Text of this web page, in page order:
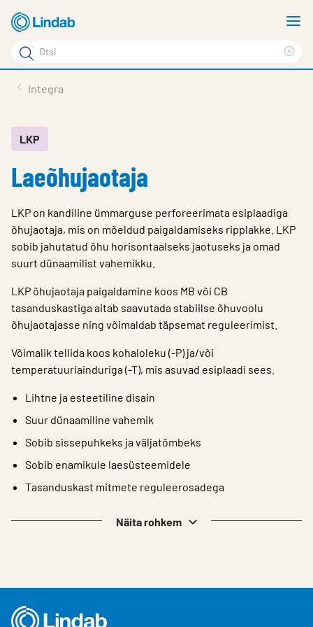
Mine
põhisisu
juurde
Otsi
Otsi
Meist
Kontaktid
Choose languge
Estonia
Integra
LKP
Laeõhujaotaja
LKP on kandiline ümmarguse perforeerimata esiplaadiga
õhujaotaja, mis on mõeldud paigaldamiseks ripplakke. LKP
sobib jahutatud õhu horisontaalseks jaotuseks ja omad
suurt dünaamilist vahemikku.
LKP õhujaotaja paigaldamine koos MB või CB
tasanduskastiga aitab saavutada stabiilse õhuvoolu
õhujaotajasse ning võimaldab täpsemat reguleerimist.
Võimalik tellida koos kohaloleku (-P) ja/või
temperatuuriainduriga (-T), mis asuvad esiplaadi sees.
Lihtne ja esteetiline disain
Suur dünaamiline vahemik
Sobib sissepuhkeks ja väljatõmbeks
Sobib enamikule laesüsteemidele
Tasanduskast mitmete reguleerosadega
Näita rohkem